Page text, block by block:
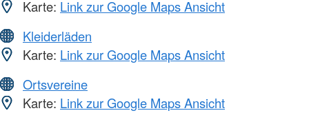
Karte: Link zur Google Maps Ansicht
Kleiderläden
Karte: Link zur Google Maps Ansicht
Ortsvereine
Karte: Link zur Google Maps Ansicht